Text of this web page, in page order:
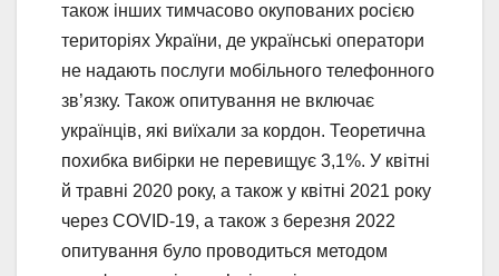
також інших тимчасово окупованих росією
територіях України, де українські оператори
не надають послуги мобільного телефонного
зв’язку. Також опитування не включає
українців, які виїхали за кордон. Теоретична
похибка вибірки не перевищує 3,1%. У квітні
й травні 2020 року, а також у квітні 2021 року
через COVID-19, а також з березня 2022
опитування було проводиться методом